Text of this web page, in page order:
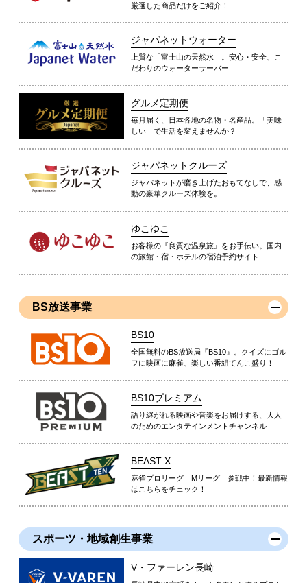
厳選した商品だけをご紹介！
ジャパネットウォーター
上質な「富士山の天然水」。安心・安全、こ
だわりのウォーターサーバー
グルメ定期便
毎月届く、日本各地の名物・名産品。「美味
しい」で生活を変えませんか？
ジャパネットクルーズ
ジャパネットが磨き上げたおもてなしで、感
動の豪華クルーズ体験を。
ゆこゆこ
お客様の『良質な温泉旅』をお手伝い。国内
の旅館・宿・ホテルの宿泊予約サイト
BS放送事業
BS10
全国無料のBS放送局『BS10』。クイズにゴル
フに映画に麻雀、楽しい番組てんこ盛り！
BS10プレミアム
語り継がれる映画や音楽をお届けする、大人
のためのエンタテインメントチャンネル
BEAST X
麻雀プロリーグ「Mリーグ」参戦中！最新情報
はこちらをチェック！
スポーツ・地域創生事業
V・ファーレン長崎